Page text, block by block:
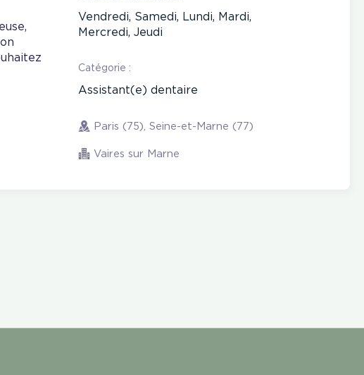
Vendredi, Samedi, Lundi, Mardi,
Mercredi, Jeudi
Catégorie :
Assistant(e) dentaire
Paris (75), Seine-et-Marne (77)
Vaires sur Marne